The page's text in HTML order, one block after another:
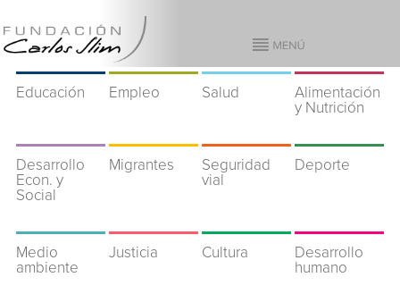
Educación Empleo Salud
Alimentación
y Nutrición
Desarrollo
Econ. y
Social
Migrantes
Seguridad
vial
Deporte
Medio
ambiente
Justicia Cultura
Desarrollo
humano